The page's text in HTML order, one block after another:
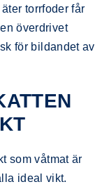
torrfoder får
överdrivet
för bildandet av
som våtmat är
ideal vikt.